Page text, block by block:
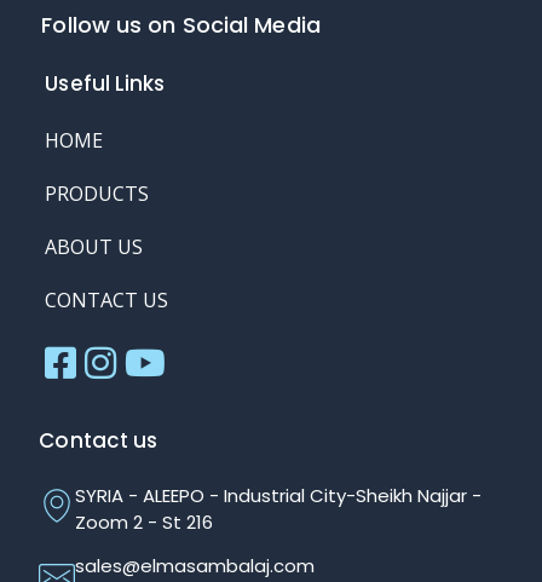
Follow us on Social Media
Useful Links
HOME
PRODUCTS
ABOUT US
CONTACT US
Contact us
SYRIA - ALEEPO - Industrial City-Sheikh Najjar -
Zoom 2 - St 216
sales@elmasambalaj.com